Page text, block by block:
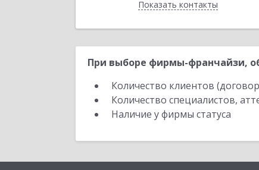
Показать контакты
Назад
При выборе фирмы-франчайзи,
Количество клиентов
Количество специалистов,
Наличие у фирмы статуса